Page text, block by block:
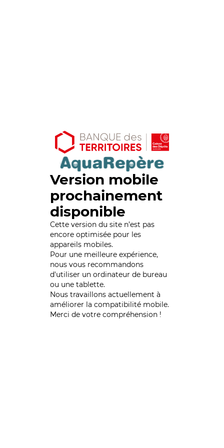
Version mobile
prochainement
disponible
Cette version du site n’est pas
encore optimisée pour les
appareils mobiles.
Pour une meilleure expérience,
nous vous recommandons
d'utiliser un ordinateur de bureau
ou une tablette.
Nous travaillons actuellement à
améliorer la compatibilité mobile.
Merci de votre compréhension !